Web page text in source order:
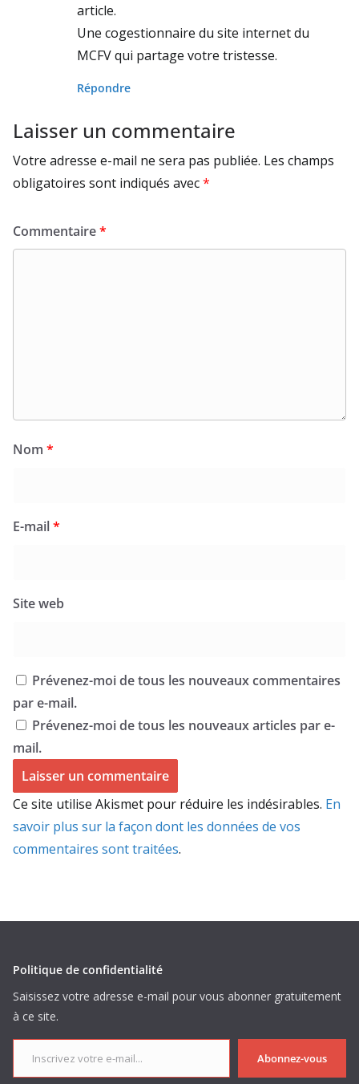
article.
Une cogestionnaire du site internet du
MCFV qui partage votre tristesse.
Répondre
Laisser un commentaire
Votre adresse e-mail ne sera pas publiée. Les champs
obligatoires sont indiqués avec*
Commentaire*
Nom *
E-mail*
Site web
Prévenez-moi de tous les nouveaux commentaires
par e-mail.
Prévenez-moi de tous les nouveaux articles par e-
mail.
Ce site utilise Akismet pour réduire les indésirables. En
savoir plus sur la façon dont les données de vos
commentaires sont traitées.
Politique de confidentialité
Saisissez votre adresse e-mail pour vous abonner gratuitement
à ce site.
Inscrivez votre e-mail...
Abonnez-vous